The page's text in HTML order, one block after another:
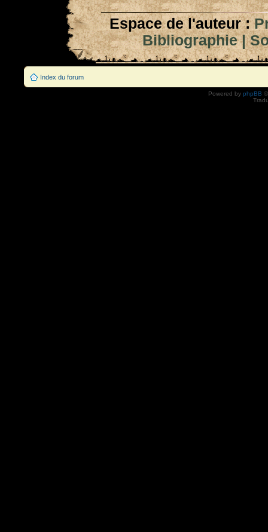
Espace de l'auteur :
Bibliographie|
Index du forum
Powered by phpBB